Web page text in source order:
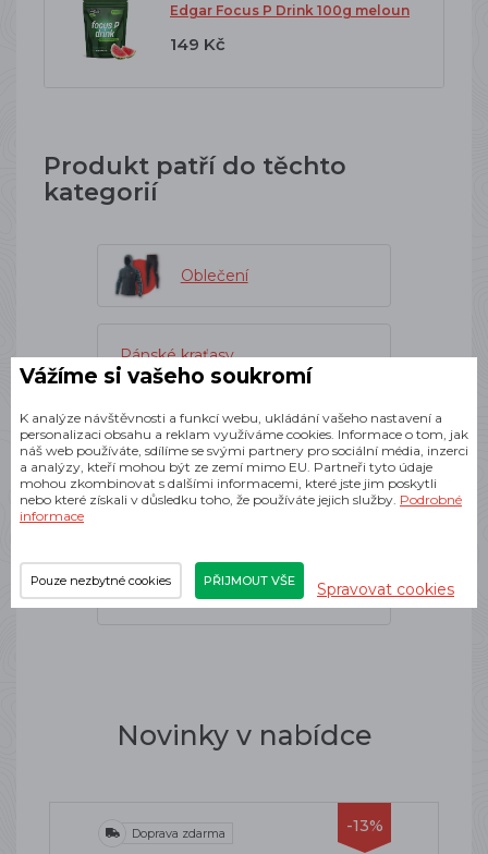
Edgar Focus P Drink 100g meloun
149 Kč
Produkt patří do těchto
kategorií
Oblečení
Pánské kraťasy
Pánské oblečení
Pánské outdoorové kraťasy
Novinky v nabídce
-13%
Doprava zdarma
Vážíme si vašeho soukromí
K analýze návštěvnosti a funkcí webu, ukládání vašeho nastavení a
personalizaci obsahu a reklam využíváme cookies. Informace o tom, jak
náš web používáte, sdílíme se svými partnery pro sociální média, inzerci
a analýzy, kteří mohou být ze zemí mimo EU. Partneři tyto údaje
mohou zkombinovat s dalšími informacemi, které jste jim poskytli
nebo které získali v důsledku toho, že používáte jejich služby. Podrobné
informace
Pouze nezbytné cookies PŘIJMOUT VŠE Spravovat cookies